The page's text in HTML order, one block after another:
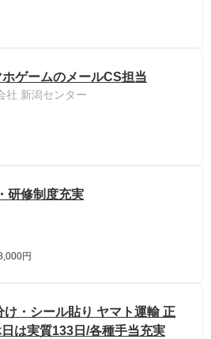
ゲームのメールCS担当
社 新潟センター
研修制度充実
円
・シール貼り ヤマト運輸 正
は実質133日/各種手当充実